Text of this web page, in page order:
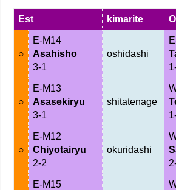
Est kimarite
○
E-M14
Asahisho
3-1
oshidashi
○
E-M13
Asasekiryu
3-1
shitatenage
○
E-M12
Chiyotairyu
2-2
okuridashi
E-M15